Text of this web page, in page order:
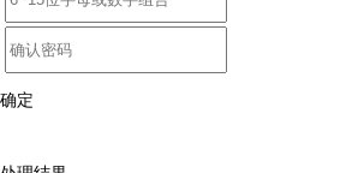
确定